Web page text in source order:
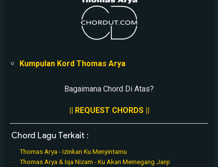
Kumpulan Kord Thomas Arya
Bagaimana Chord Di Atas?
|| REQUEST CHORDS ||
Chord Lagu Terkait :
Thomas Arya - Izinkan Ku Menyintamu
Thomas Arya & Iqa Nizam - Ku Akan Memegang Janji